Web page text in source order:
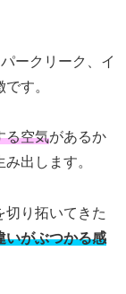
ークリーク、イ
す。
る空気があるか
出します。
切り拓いてきた
いがぶつかる感